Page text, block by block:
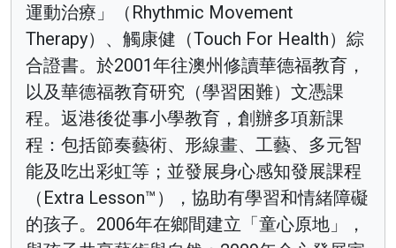
運動治療」（Rhythmic Movement
Therapy）、觸康健（Touch For Health）綜
合證書。於2001年往澳州修讀華德福教育，
以及華德福教育研究（學習困難）文憑課
程。返港後從事小學教育，創辦多項新課
程：包括節奏藝術、形線畫、工藝、多元智
能及吃出彩虹等；並發展身心感知發展課程
（Extra Lesson™），協助有學習和情緒障礙
的孩子。2006年在鄉間建立「童心原地」，